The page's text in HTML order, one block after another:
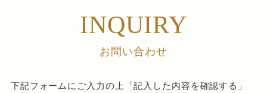
INQUIRY
お問い合わせ
下記フォームにご入力の上「記入した内容を確認する」